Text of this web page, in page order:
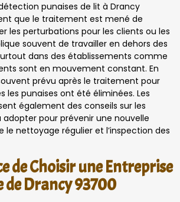
punaises de lit à Drancy
que le traitement est mené de
les perturbations pour les clients ou les
souvent de travailler en dehors des
dans des établissements comme
sont en mouvement constant. En
prévu après le traitement pour
les punaises ont été éliminées. Les
également des conseils sur les
pour prévenir une nouvelle
nettoyage régulier et l’inspection des
de Choisir une Entreprise
Drancy 93700